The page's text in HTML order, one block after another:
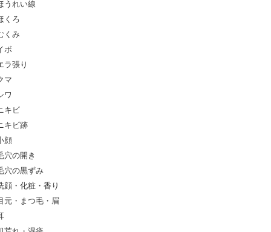
うれい線
くろ
くみ
ボ
ラ張り
マ
ワ
キビ
キビ跡
顔
穴の開き
穴の黒ずみ
顔・化粧・香り
元・まつ毛・眉